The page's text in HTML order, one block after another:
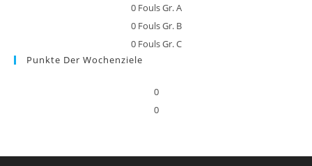
0 Fouls Gr. A
0 Fouls Gr. B
0 Fouls Gr. C
Punkte Der Wochenziele
0
0